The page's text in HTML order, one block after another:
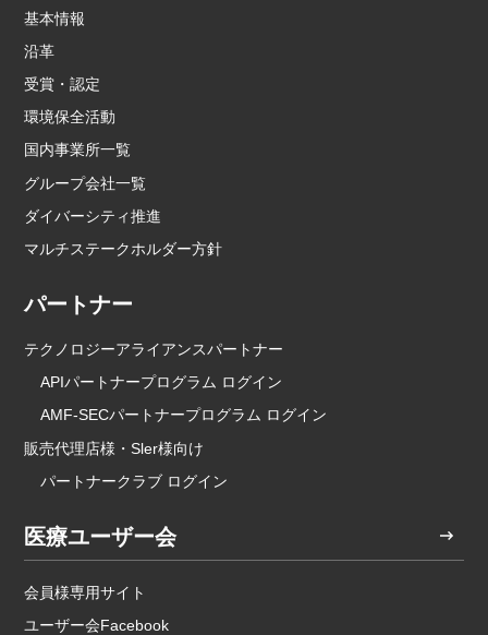
基本情報
沿革
受賞・認定
環境保全活動
国内事業所一覧
グループ会社一覧
ダイバーシティ推進
マルチステークホルダー方針
パートナー
テクノロジーアライアンスパートナー
APIパートナープログラム ログイン
AMF-SECパートナープログラム ログイン
販売代理店様・Sler様向け
パートナークラブ ログイン
医療ユーザー会
会員様専用サイト
ユーザー会Facebook